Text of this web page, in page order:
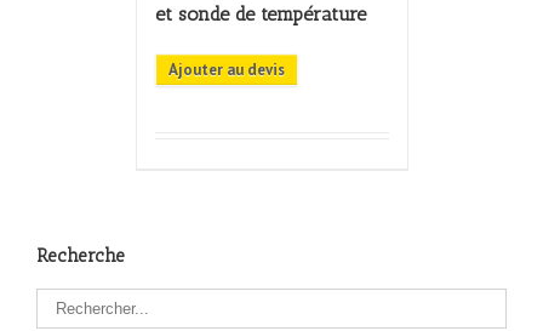
et sonde de température
Ajouter au devis
Recherche